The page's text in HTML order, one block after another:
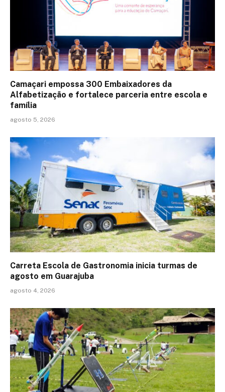
Camaçari empossa 300 Embaixadores da
Alfabetização e fortalece parceria entre escola e
família
agosto 5, 2026
Carreta Escola de Gastronomia inicia turmas de
agosto em Guarajuba
agosto 4, 2026